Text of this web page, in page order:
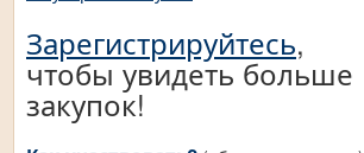
Зарегистрируйтесь,
чтобы увидеть больше
закупок!